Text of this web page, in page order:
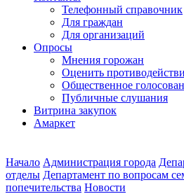
Телефонный справочник
Для граждан
Для организаций
Опросы
Мнения горожан
Оценить
Общественное
Публичные слушания
Витрина закупок
Амаркет
Начало Администрация города
отделы Департамент по вопросам
попечительства Новости